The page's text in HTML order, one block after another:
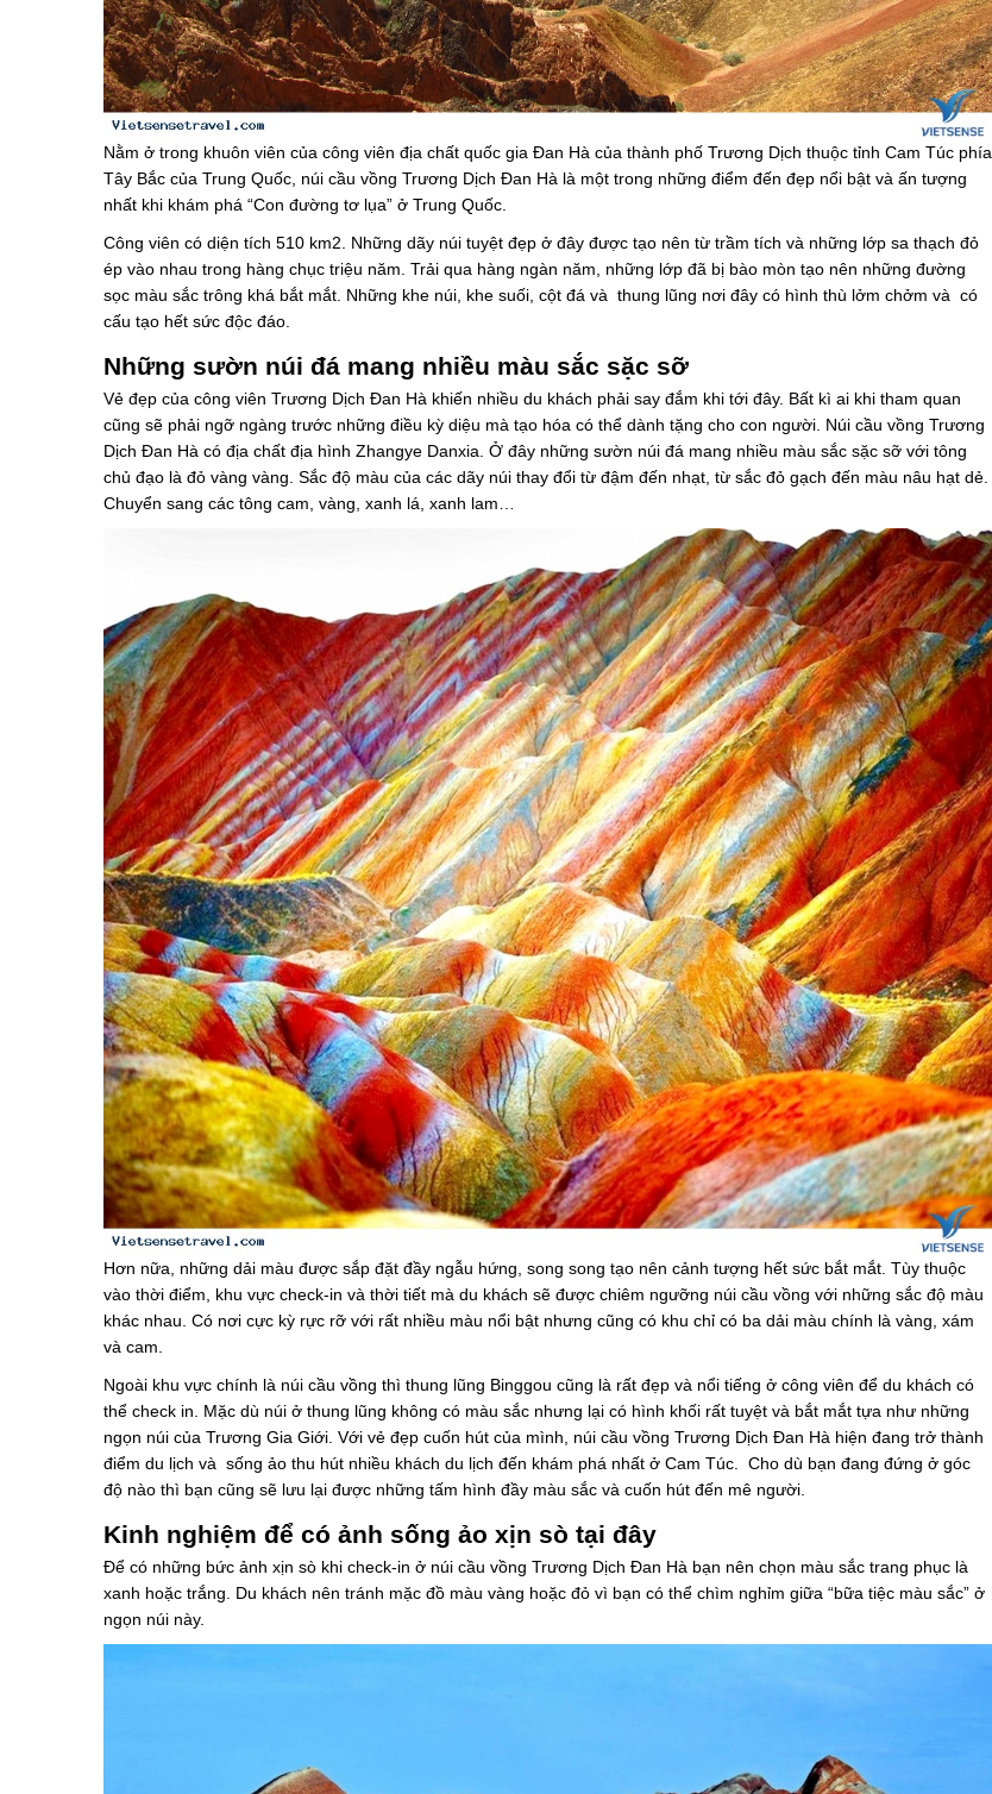
Nằm ở trong khuôn viên của công viên địa chất quốc gia Đan Hà của thành phố Trương Dịch thuộc tỉnh Cam Túc phía
Tây Bắc của Trung Quốc, núi cầu vồng Trương Dịch Đan Hà là một trong những điểm đến đẹp nổi bật và ấn tượng
nhất khi khám phá “Con đường tơ lụa” ở Trung Quốc.
Công viên có diện tích 510 km2. Những dãy núi tuyệt đẹp ở đây được tạo nên từ trầm tích và những lớp sa thạch đỏ
ép vào nhau trong hàng chục triệu năm. Trải qua hàng ngàn năm, những lớp đã bị bào mòn tạo nên những đường
sọc màu sắc trông khá bắt mắt. Những khe núi, khe suối, cột đá và thung lũng nơi đây có hình thù lởm chởm và có
cấu tạo hết sức độc đáo.
Những sườn núi đá mang nhiều màu sắc sặc sỡ
Vẻ đẹp của công viên Trương Dịch Đan Hà khiến nhiều du khách phải say đắm khi tới đây. Bất kì ai khi tham quan
cũng sẽ phải ngỡ ngàng trước những điều kỳ diệu mà tạo hóa có thể dành tặng cho con người. Núi cầu vồng Trương
Dịch Đan Hà có địa chất địa hình Zhangye Danxia. Ở đây những sườn núi đá mang nhiều màu sắc sặc sỡ với tông
chủ đạo là đỏ vàng vàng. Sắc độ màu của các dãy núi thay đổi từ đậm đến nhạt, từ sắc đỏ gạch đến màu nâu hạt dẻ.
Chuyển sang các tông cam, vàng, xanh lá, xanh lam…
Hơn nữa, những dải màu được sắp đặt đầy ngẫu hứng, song song tạo nên cảnh tượng hết sức bắt mắt. Tùy thuộc
vào thời điểm, khu vực check-in và thời tiết mà du khách sẽ được chiêm ngưỡng núi cầu vồng với những sắc độ màu
khác nhau. Có nơi cực kỳ rực rỡ với rất nhiều màu nổi bật nhưng cũng có khu chỉ có ba dải màu chính là vàng, xám
và cam.
Ngoài khu vực chính là núi cầu vồng thì thung lũng Binggou cũng là rất đẹp và nổi tiếng ở công viên để du khách có
thể check in. Mặc dù núi ở thung lũng không có màu sắc nhưng lại có hình khối rất tuyệt và bắt mắt tựa như những
ngọn núi của Trương Gia Giới. Với vẻ đẹp cuốn hút của mình, núi cầu vồng Trương Dịch Đan Hà hiện đang trở thành
điểm du lịch và sống ảo thu hút nhiều khách du lịch đến khám phá nhất ở Cam Túc. Cho dù bạn đang đứng ở góc
độ nào thì bạn cũng sẽ lưu lại được những tấm hình đầy màu sắc và cuốn hút đến mê người.
Kinh nghiệm để có ảnh sống ảo xịn sò tại đây
Để có những bức ảnh xịn sò khi check-in ở núi cầu vồng Trương Dịch Đan Hà bạn nên chọn màu sắc trang phục là
xanh hoặc trắng. Du khách nên tránh mặc đồ màu vàng hoặc đỏ vì bạn có thể chìm nghỉm giữa “bữa tiệc màu sắc” ở
ngọn núi này.